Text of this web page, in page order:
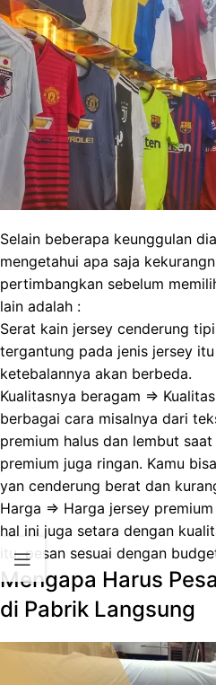
Selain beberapa keunggulan
mengetahui apa saja
pertimbangkan sebelum
lain adalah :
Serat kain jersey cenderung
tergantung pada jenis jersey
ketebalannya akan berbeda.
Kualitasnya beragam =>
berbagai cara misalnya dari
premium halus dan lembut
premium juga ringan. Kamu
yan cenderung berat dan
Harga => Harga jersey
hal ini juga setara dengan
itu, pesan sesuai dengan
Mengapa Harus
di Pabrik Langsung